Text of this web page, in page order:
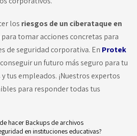
los riesgos de un ciberataque en
tomar acciones concretas para
de seguridad corporativa. En Protek
un futuro más seguro para tu
tus empleados. ¡Nuestros expertos
para responder todas tus
hacer Backups de archivos
en instituciones educativas?